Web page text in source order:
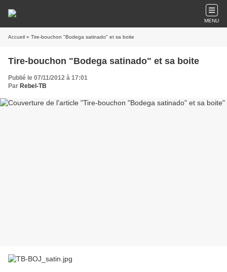
MENU
Accueil » Tire-bouchon "Bodega satinado" et sa boite
Tire-bouchon "Bodega satinado" et sa boite
Publié le 07/11/2012 à 17:01
Par Rebel-TB